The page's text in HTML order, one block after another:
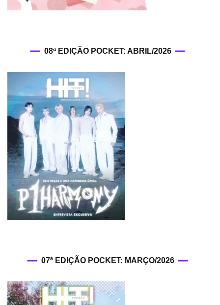
08ª EDIÇÃO POCKET: ABRIL/2026
07ª EDIÇÃO POCKET: MARÇO/2026